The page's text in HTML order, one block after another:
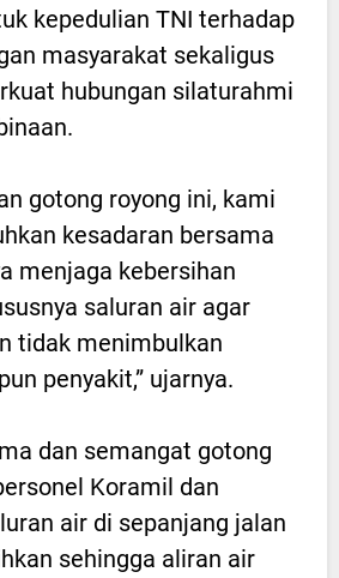
kepedulian TNI terhadap
masyarakat sekaligus
hubungan silaturahmi
gotong royong ini, kami
kesadaran bersama
menjaga kebersihan
saluran air agar
tidak menimbulkan
penyakit,” ujarnya.
dan semangat gotong
Koramil dan
air di sepanjang jalan
sehingga aliran air